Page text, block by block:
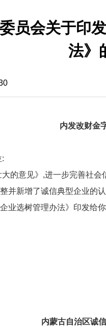
员会关于印
法》
内发改财金
:
的意见》,进一步完善社
并新增了诚信典型企业
业选树管理办法》印发给你
内蒙古自治区诚